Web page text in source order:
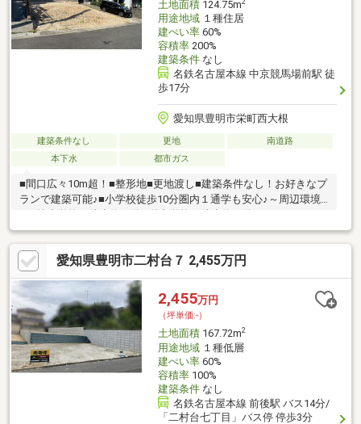
土地面積124.75m2
用途地域１種住居
建ぺい率60%
容積率200%
建築条件なし
名鉄名古屋本線 中京競馬場前駅 徒
歩17分
愛知県豊明市栄町西大根
建築条件なし 更地
南道路
本下水
都市ガス
■間口広々10m超！■整形地■更地渡し■建築条件なし！お好きなプ
ランで建築可能♪■小学校徒歩10分圏内１通学も安心♪～周辺環境
ー前後店：徒歩約18分□ファミリーマート有松郷前店：徒歩約7分
□ドラッグユタカ桶狭間店：徒歩約8分
愛知県豊明市二村台７ 2,455万円
2,455万円
（坪単価:-）
土地面積167.72m2
用途地域１種低層
建ぺい率60%
容積率100%
建築条件なし
名鉄名古屋本線 前後駅 バス14分/
「二村台七丁目」バス停 停歩3分